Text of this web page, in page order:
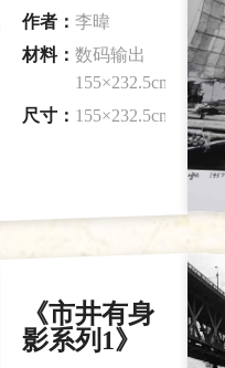
作者：李暐
材料：数码输出
155×232.5cm
尺寸： 155×232.5cm
《市井有身
影系列1》